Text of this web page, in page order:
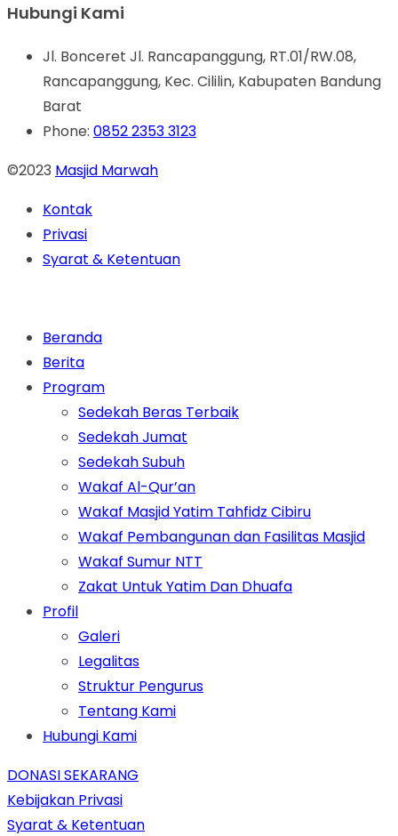
Hubungi Kami
Jl. Bonceret Jl. Rancapanggung, RT.01/RW.08,
Rancapanggung, Kec. Cililin, Kabupaten Bandung
Barat
Phone: 0852 2353 3123
©2023 Masjid Marwah
Kontak
Privasi
Syarat & Ketentuan
Beranda
Berita
Program
Sedekah Beras Terbaik
Sedekah Jumat
Sedekah Subuh
Wakaf Al-Qur’an
Wakaf Masjid Yatim Tahfidz Cibiru
Wakaf Pembangunan dan Fasilitas Masjid
Wakaf Sumur NTT
Zakat Untuk Yatim Dan Dhuafa
Profil
Galeri
Legalitas
Struktur Pengurus
Tentang Kami
Hubungi Kami
DONASI SEKARANG
Kebijakan Privasi
Syarat & Ketentuan